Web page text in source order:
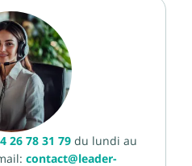
26 78 31 79 du lundi au
contact@leader-